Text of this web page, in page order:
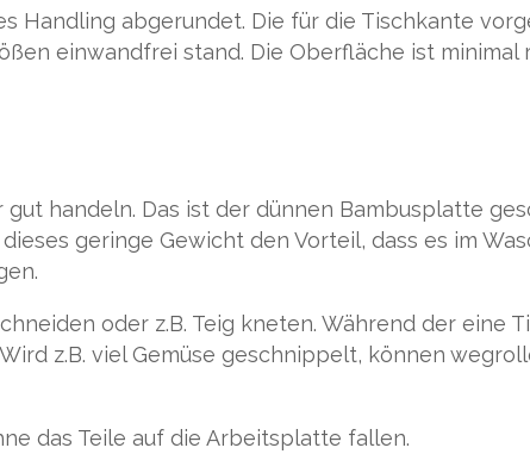
Handling abgerundet. Die für die Tischkante
einwandfrei stand. Die Oberfläche ist minimal
handeln. Das ist der dünnen Bambusplatte
geringe Gewicht den Vorteil, dass es im
oder z.B. Teig kneten. Während der eine
z.B. viel Gemüse geschnippelt, können
das Teile auf die Arbeitsplatte fallen.